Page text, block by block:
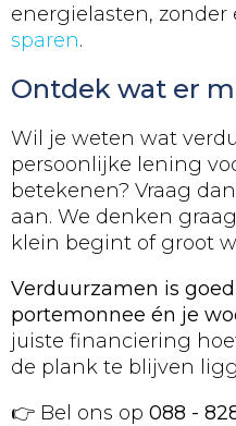
energielasten, zonder
sparen.
Ontdek wat er
Wil je weten wat
persoonlijke lening
betekenen? Vraag
aan. We denken
klein begint of groot
Verduurzamen is
portemonnee én je
juiste financiering
de plank te blijven
👉 Bel ons op 088 -